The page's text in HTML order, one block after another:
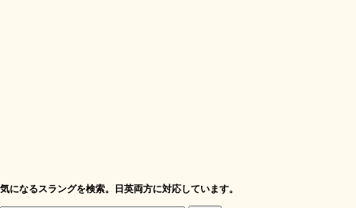
気になるスラングを検索。日英両方に対応しています。